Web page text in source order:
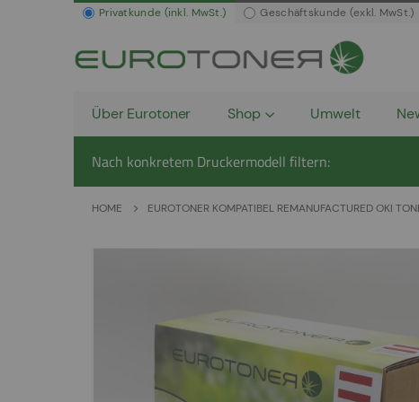
Privatkunde (inkl. MwSt.) Geschäftskunde (exkl. MwSt.)
Über Eurotoner Shop Umwelt
Nach konkretem Druckermodell filtern:
HOME EUROTONER KOMPATIBEL REMANUFACTURED OKI
Bildergalerie